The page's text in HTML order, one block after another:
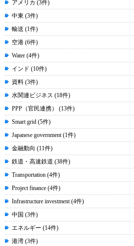
アメリカ (3件)
中東 (3件)
輸送 (1件)
空港 (6件)
Water (4件)
インド (10件)
資料 (3件)
水関連ビジネス (18件)
PPP（官民連携） (13件)
Smart grid (5件)
Japanese government (1件)
金融動向 (11件)
鉄道・高速鉄道 (38件)
Transportation (4件)
Project finance (4件)
Infrastructure investment (4件)
中国 (3件)
エネルギー (14件)
港湾 (3件)